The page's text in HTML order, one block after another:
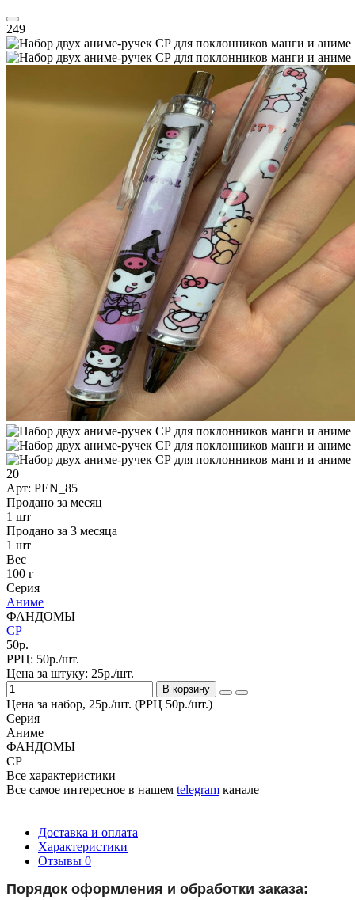
249
20
Арт: PEN_85
Продано за месяц
1 шт
Продано за 3 месяца
1 шт
Вес
100 г
Серия
Аниме
ФАНДОМЫ
СР
50р.
РРЦ: 50р./шт.
Цена за штуку: 25р./шт.
В корзину
Цена за набор, 25р./шт. (РРЦ 50р./шт.)
Серия
Аниме
ФАНДОМЫ
СР
Все характеристики
Все самое интересное в нашем telegram канале
Доставка и оплата
Характеристики
Отзывы 0
Порядок оформления и обработки заказа: